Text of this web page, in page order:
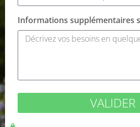
Informations supplémentaires
VALIDER